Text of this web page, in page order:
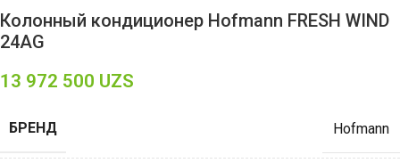
Колонный кондиционер Hofmann FRESH WIND
24AG
13 972 500 UZS
БРЕНД Hofmann